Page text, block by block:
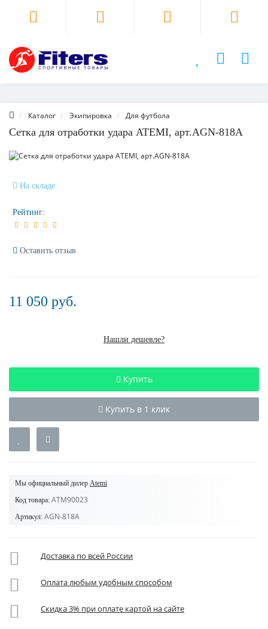
Каталог Экипировка Для футбола
Сетка для отработки удара ATEMI, арт.AGN-818A
На складе
Рейтинг:
Оставить отзыв
11 050 руб.
Нашли дешевле?
Купить
Купить в 1 клик
Мы официальный дилер Atemi
Код товара: ATM90023
Артикул: AGN-818A
Доставка по всей России
Оплата любым удобным способом
Скидка 3% при оплате картой на сайте